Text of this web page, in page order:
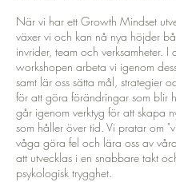
När vi har ett Growth Mindset
växer vi och kan nå nya höjder
invrider, team och verksamheter. I
workshopen arbeta vi igenom
samt lär oss sätta mål, strategier
för att göra förändringar som blir
går igenom verktyg för att skapa
som håller över tid. Vi pratar om
våga göra fel och lära oss av
att utvecklas i en snabbare takt
psykologisk trygghet.